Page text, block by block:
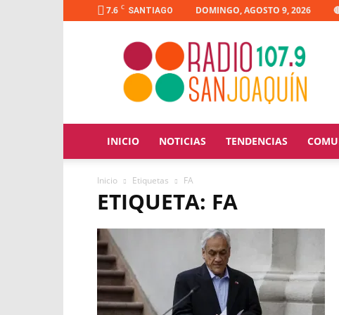
7.6 C SANTIAGO DOMINGO, AGOSTO 9, 2026
Radio
Joaquín
INICIO NOTICIAS TENDENCIAS
Inicio Etiquetas FA
ETIQUETA: FA